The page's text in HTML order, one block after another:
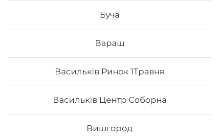
Буча
Вараш
Васильків Ринок 1Травня
Васильків Центр Соборна
Вишгород